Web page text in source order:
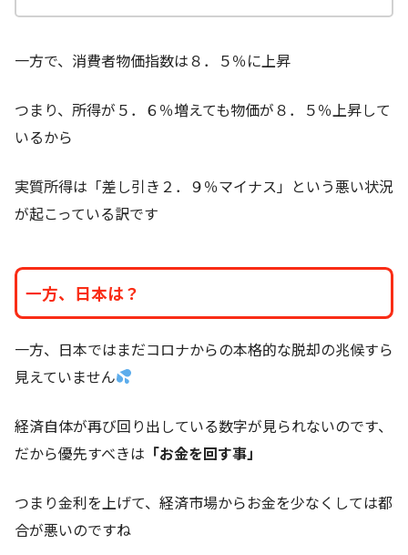
一方で、消費者物価指数は８．５％に上昇
つまり、所得が５．６％増えても物価が８．５％上昇して
いるから
実質所得は「差し引き２．９％マイナス」という悪い状況
が起こっている訳です
一方、日本は？
一方、日本ではまだコロナからの本格的な脱却の兆候すら
見えていません
経済自体が再び回り出している数字が見られないのです、
だから優先すべきは 「お金を回す事」
つまり金利を上げて、経済市場からお金を少なくしては都
合が悪いのですね